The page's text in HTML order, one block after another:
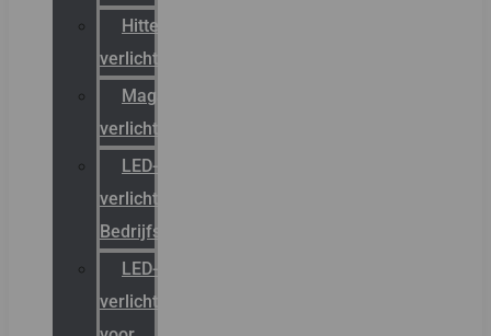
Hittebestendige
verlichting
Magazijn
verlichting
LED-
verlichting
Bedrijfshal
LED-
verlichting